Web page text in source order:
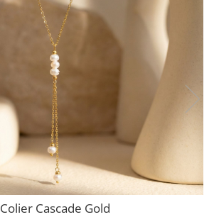
Colier Cascade Gold